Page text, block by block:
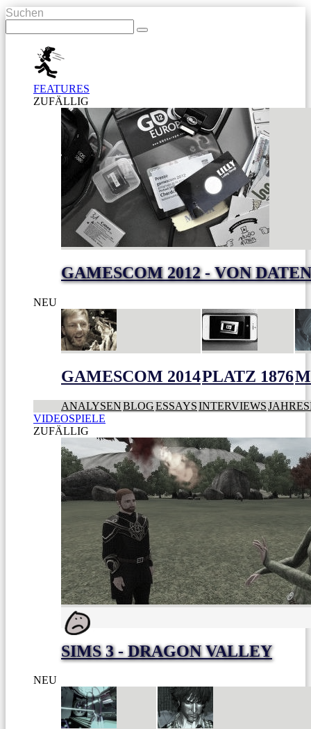
Suchen
FEATURES
ZUFÄLLIG
GAMESCOM 2012 - VON
NEU
GAMESCOM 2014PLATZ 1876
ANALYSENBLOGESSAYSINTERVIEWS
VIDEOSPIELE
ZUFÄLLIG
SIMS 3 - DRAGON VALLEY
NEU